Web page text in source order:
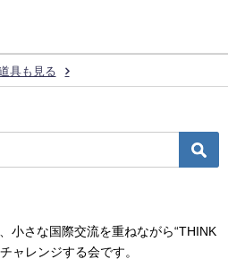
具も見る
小さな国際交流を重ねながら“THINK
ャレンジする会です。